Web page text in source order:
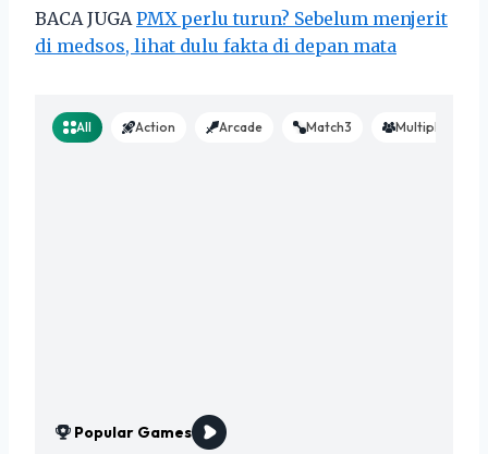
BACA JUGA PMX perlu turun? Sebelum menjerit
di medsos, lihat dulu fakta di depan mata